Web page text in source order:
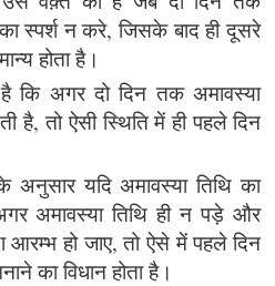
स्पर्श न करे, जिसके बाद ही दूसरे
होता है।
कि अगर दो दिन तक अमावस्या
है, तो ऐसी स्थिति में ही पहले दिन
अनुसार यदि अमावस्या तिथि का
अमावस्या तिथि ही न पड़े और
आरम्भ हो जाए, तो ऐसे में पहले दिन
का विधान होता है।